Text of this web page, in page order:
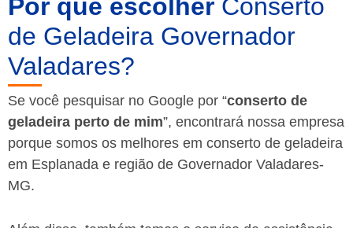
Por que escolher Conserto
de Geladeira Governador
Valadares?
Se você pesquisar no Google por “conserto de
geladeira perto de mim”, encontrará nossa empresa
porque somos os melhores em conserto de geladeira
em Esplanada e região de Governador Valadares-
MG.